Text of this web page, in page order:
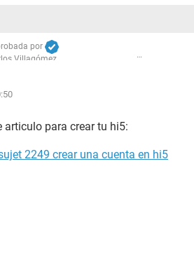
por
Villagómez
articulo para crear tu hi5:
2249 crear una cuenta en hi5